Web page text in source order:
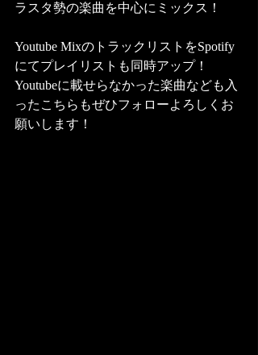
ラスタ勢の楽曲を中心にミックス！
Youtube MixのトラックリストをSpotify
にてプレイリストも同時アップ！
Youtubeに載せらなかった楽曲なども入
ったこちらもぜひフォローよろしくお
願いします！